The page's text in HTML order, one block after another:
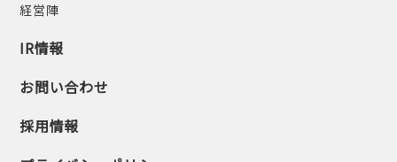
経営陣
IR情報
お問い合わせ
採用情報